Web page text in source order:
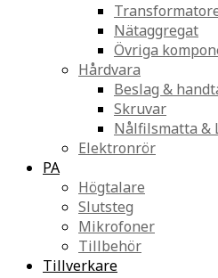
Nätaggregat
Övriga
Hårdvara
Beslag &
Skruvar
Nålfilsmatta &
Elektronrör
PA
Högtalare
Slutsteg
Mikrofoner
Tillbehör
Tillverkare